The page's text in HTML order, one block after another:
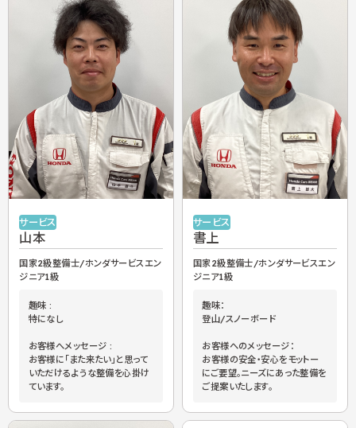
サービス
山本
国家2級整備士/ホンダサービスエン
ジニア1級
趣味 :
特になし
お客様へメッセージ :
お客様に「また来たい」と思って
いただけるような整備を心掛け
ています。
サービス
書上
国家2級整備士/ホンダサービスエン
ジニア1級
趣味：
登山/スノーボード
お客様へのメッセージ：
お客様の安全・安心をモットー
にご要望。ニーズにあった整備を
ご提案いたします。